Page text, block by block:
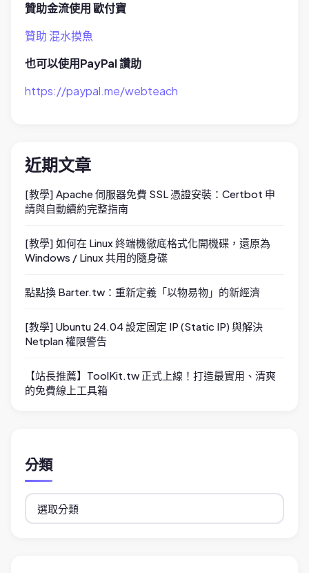
贊助金流使用 歐付寶
贊助 混水摸魚
也可以使用PayPal 讚助
https://paypal.me/webteach
近期文章
[教學] Apache 伺服器免費 SSL 憑證安裝：Certbot 申
請與自動續約完整指南
[教學] 如何在 Linux 終端機徹底格式化開機碟，還原為
Windows / Linux 共用的隨身碟
點點換 Barter.tw：重新定義「以物易物」的新經濟
[教學] Ubuntu 24.04 設定固定 IP (Static IP) 與解決
Netplan 權限警告
【站長推薦】ToolKit.tw 正式上線！打造最實用、清爽
的免費線上工具箱
分類
分
類